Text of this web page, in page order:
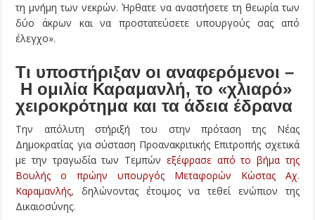
τη μνήμη των νεκρών. Ήρθατε να αναστήσετε τη θεωρία των
δύο άκρων και να προστατεύσετε υπουργούς σας από
έλεγχο».
Τι υποστήριξαν οι αναφερόμενοι –
Η ομιλία Καραμανλή, το «χλιαρό»
χειροκρότημα και τα άδεια έδρανα
Την απόλυτη στήριξή του στην πρόταση της Νέας
Δημοκρατίας για σύσταση Προανακριτικής Επιτροπής σχετικά
με την τραγωδία των Τεμπών εξέφρασε από το βήμα της
Βουλής ο πρώην υπουργός Μεταφορών Κώστας Αχ.
Καραμανλής, δηλώνοντας έτοιμος να τεθεί ενώπιον της
Δικαιοσύνης.